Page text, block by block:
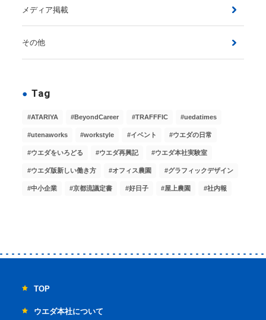
メディア掲載
その他
Tag
ATARIYA BeyondCareer TRAFFFIC uedatimes
utenaworks workstyle イベント ウエダの日常
ウエダをいろどる ウエダ再興記 ウエダ本社実験室
ウエダ版新しい働き方 オフィス農園 グラフィックデザイン
中小企業 京都流議定書 好日子 屋上農園 社内報
TOP
ウエダ本社について